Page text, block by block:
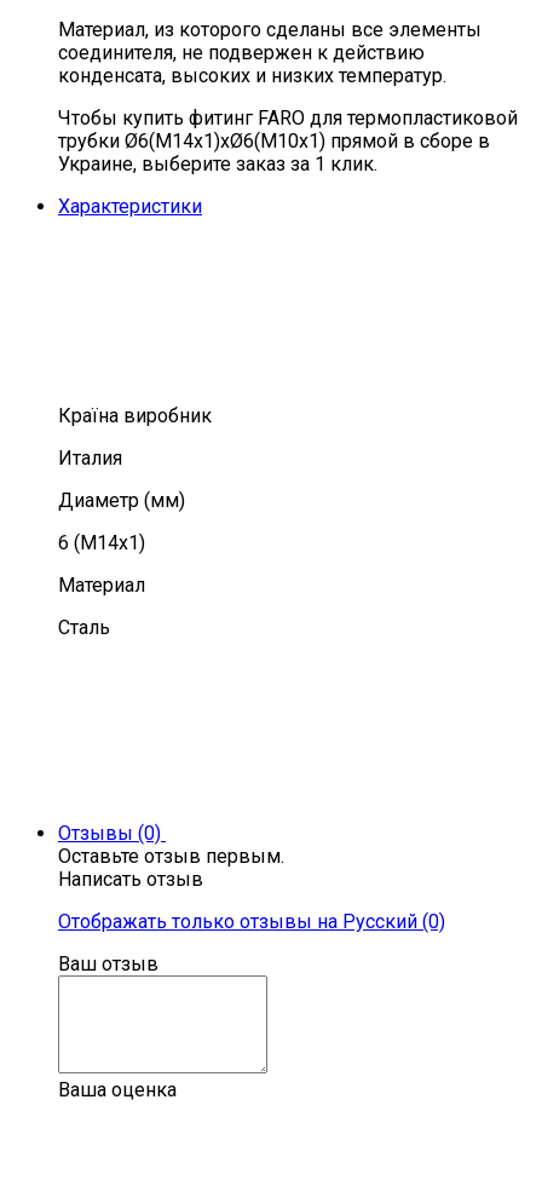
Материал, из которого сделаны все элементы
соединителя, не подвержен к действию
конденсата, высоких и низких температур.
Чтобы купить фитинг FARO для термопластиковой
трубки Ø6(M14x1)хØ6(M10х1) прямой в сборе в
Украине, выберите заказ за 1 клик.
Характеристики
Країна виробник
Италия
Диаметр (мм)
6 (М14х1)
Материал
Сталь
Отзывы (0)
Оставьте отзыв первым.
Написать отзыв
Отображать только отзывы на Русский (0)
Ваш отзыв
Ваша оценка